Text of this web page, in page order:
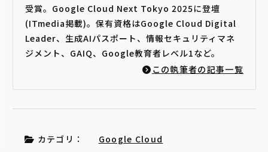
受賞。Google Cloud Next Tokyo 2025に登壇
(ITmedia掲載)。保有資格はGoogle Cloud Digital
Leader、生成AIパスポート、情報セキュリティマネ
ジメント、GAIQ、Google教育者レベル1など。
この執筆者の記事一覧
カテゴリ： Google Cloud